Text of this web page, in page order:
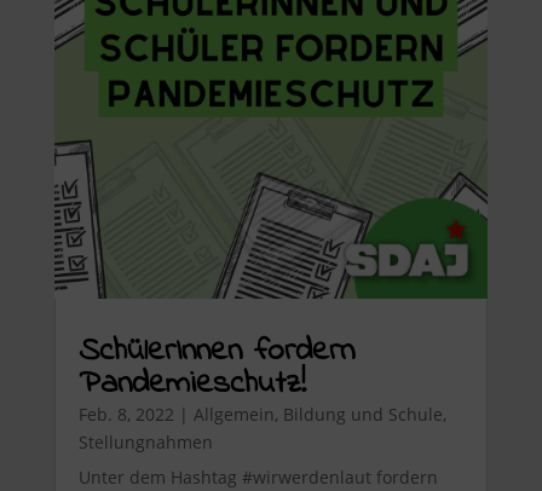
SchülerInnen fordern
Pandemieschutz!
Feb. 8, 2022 | Allgemein, Bildung und Schule,
Stellungnahmen
Unter dem Hashtag #wirwerdenlaut fordern